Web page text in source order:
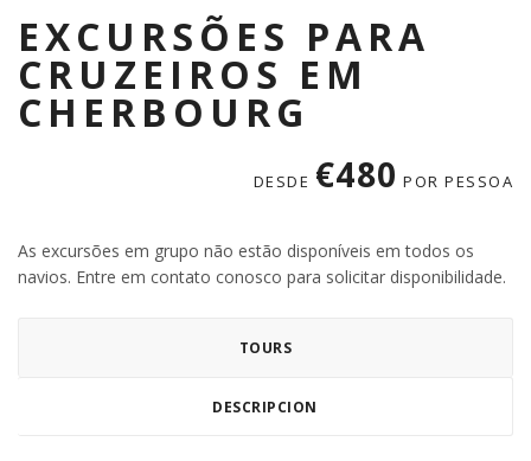
EXCURSÕES PARA
CRUZEIROS EM
CHERBOURG
DESDE €480 POR PESSOA
As excursões em grupo não estão disponíveis em todos os
navios. Entre em contato conosco para solicitar disponibilidade.
TOURS
DESCRIPCION